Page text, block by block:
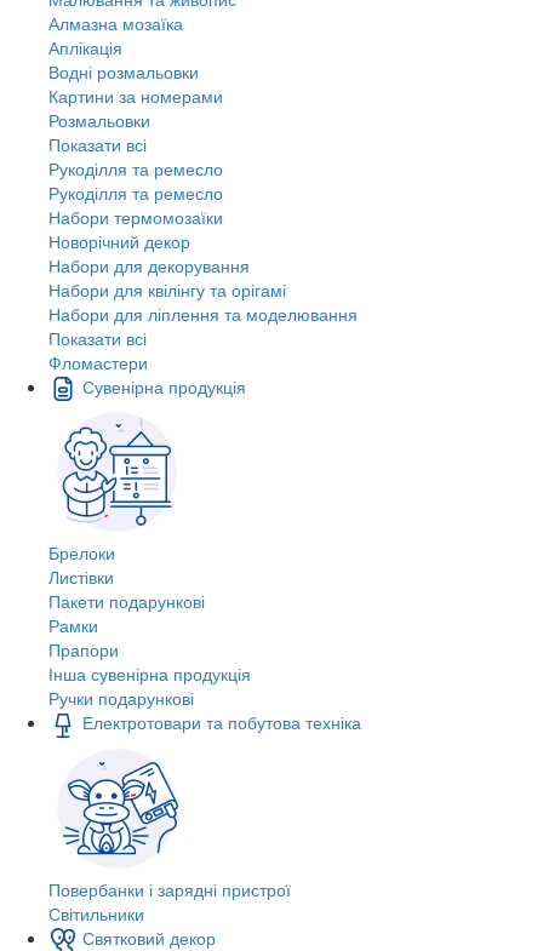
Алмазна мозаїка
Аплікація
Водні розмальовки
Картини за номерами
Розмальовки
Показати всі
Рукоділля та ремесло
Рукоділля та ремесло
Набори термомозаїки
Новорічний декор
Набори для декорування
Набори для квілінгу та орігамі
Набори для ліплення та моделювання
Показати всі
Фломастери
Сувенірна продукція
Брелоки
Листівки
Пакети подарункові
Рамки
Прапори
Інша сувенірна продукція
Ручки подарункові
Електротовари та побутова техніка
Повербанки і зарядні пристрої
Світильники
Святковий декор